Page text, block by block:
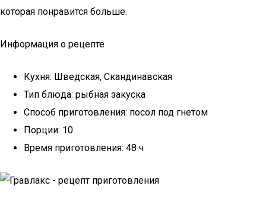
которая понравится больше.
Информация о рецепте
Кухня: Шведская, Скандинавская
Тип блюда: рыбная закуска
Способ приготовления: посол под гнетом
Порции: 10
Время приготовления: 48 ч